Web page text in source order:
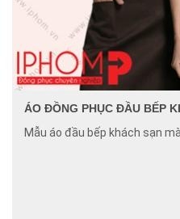
ÁO ĐỒNG PHỤC ĐẦU BẾP
Mẫu áo đầu bếp khách sạn